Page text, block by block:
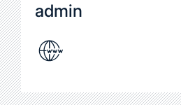
admin